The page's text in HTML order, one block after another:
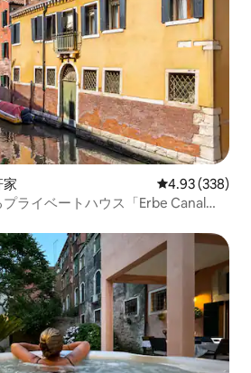
家 レビュー338
4.93 (338)
ライベートハウス「Erbe Canal
スです。